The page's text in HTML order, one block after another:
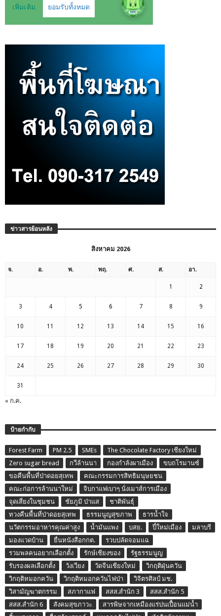
ข่าวสารย้อนหลัง
สิงหาคม 2026
จ. อ. พ. พฤ. ศ. ส. อา.
1 2
3 4 5 6 7 8 9
10 11 12 13 14 15 16
17 18 19 20 21 22 23
24 25 26 27 28 29 30
31
« ก.ค.
ป้ายกำกับ
Forest Farm PM 2.5 SMEs
The Chocolate Factory เชียงใหม่
Zero sugar bread
กวีล้านนา กองกำลังผาเมือง
ขบถโรมานซ์
ขอคืนพื้นที่ป่าดอยสุเทพ
คณะกรรมการสิทธิมนุษยชน
คณะก่อการล้านนาใหม่
จิบกาแฟเบาๆ นั่งเมาส์การเมือง
จุดเสี่ยงในชุมชน
ชัยภูมิ ป่าแส
ชาติพันธุ์
ทวงคืนพื้นที่ป่าดอยสุเทพ
ธรรมนูญสุขภาพ
ธารน้ำใจ
นวัตกรรมอาหารคุณค่าสูง
น้ำมันแพง บสย. ปี๋ใหม่เมือง
มลาบรี
มองแวดบ้าน
ยื่นหนังสือกกต.
รวบปลัดจอมแฉ
รวมพลคนอยากเลือกตั้ง
รักษ์เชียงของ
รัฐธรรมนูญ
รับรองผลเลือกตั้ง
วังเวียง วัดจีนเชียงใหม่
วิกฤติฝุ่นควัน
วิกฤติหมอกควัน
วิกฤติหมอกควันไฟป่า
วิจิตรศิลป์ มช.
วิสามัญฆาตกรรม
สภากาแฟ สสส.สำนัก 3
สสส.สำนัก 5
สสส.สำนัก 6
สังคมสุขภาวะ
สารพิษจากเหมืองแร่ปนเปื้อนแม่น้ำ